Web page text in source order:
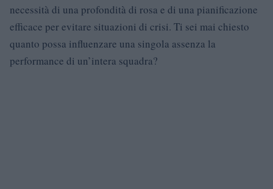
necessità di una profondità di rosa e di una pianificazione
efficace per evitare situazioni di crisi. Ti sei mai chiesto
quanto possa influenzare una singola assenza la
performance di un’intera squadra?